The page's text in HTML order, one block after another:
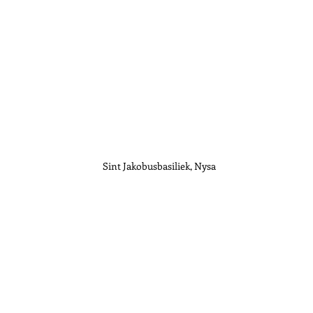
Sint Jakobusbasiliek, Nysa